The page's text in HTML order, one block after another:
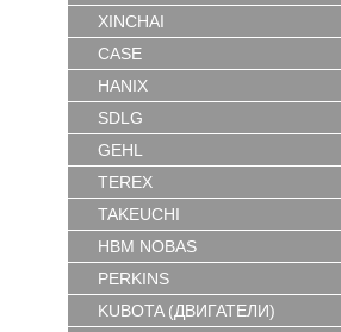
XINCHAI
CASE
HANIX
SDLG
GEHL
TEREX
TAKEUCHI
HBM NOBAS
PERKINS
KUBOTA (ДВИГАТЕЛИ)